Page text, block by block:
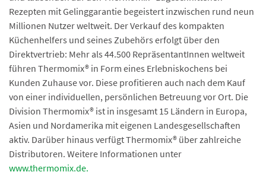
Rezepten mit Gelinggarantie begeistert inzwischen rund neun
Millionen Nutzer weltweit. Der Verkauf des kompakten
Küchenhelfers und seines Zubehörs erfolgt über den
Direktvertrieb: Mehr als 44.500 RepräsentantInnen weltweit
führen Thermomix® in Form eines Erlebniskochens bei
Kunden Zuhause vor. Diese profitieren auch nach dem Kauf
von einer individuellen, persönlichen Betreuung vor Ort. Die
Division Thermomix® ist in insgesamt 15 Ländern in Europa,
Asien und Nordamerika mit eigenen Landesgesellschaften
aktiv. Darüber hinaus verfügt Thermomix® über zahlreiche
Distributoren. Weitere Informationen unter
www.thermomix.de.